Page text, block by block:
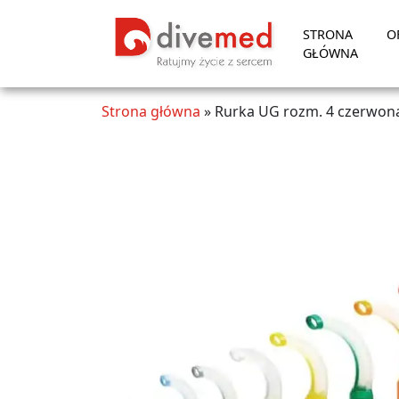
STRONA
GŁÓWNA
Strona główna » Rurka UG rozm. 4